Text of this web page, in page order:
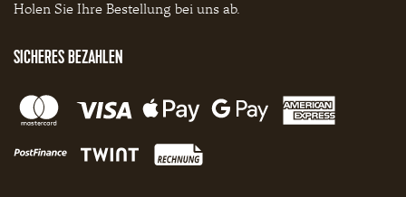
Holen Sie Ihre Bestellung bei uns ab.
SICHERES BEZAHLEN